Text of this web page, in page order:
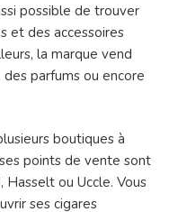
possible de trouver
et des accessoires
la marque vend
des parfums ou encore
boutiques à
points de vente sont
Hasselt ou Uccle. Vous
ses cigares